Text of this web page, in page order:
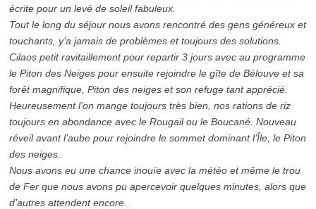
écrite pour un levé de soleil fabuleux.
Tout le long du séjour nous avons rencontré des gens généreux et
touchants, y’a jamais de problèmes et toujours des solutions.
Cilaos petit ravitaillement pour repartir 3 jours avec au programme
le Piton des Neiges pour ensuite rejoindre le gîte de Bélouve et sa
forêt magnifique, Piton des neiges et son refuge tant apprécié.
Heureusement l’on mange toujours très bien, nos rations de riz
toujours en abondance avec le Rougail ou le Boucané. Nouveau
réveil avant l’aube pour rejoindre le sommet dominant l’Île, le Piton
des neiges.
Nous avons eu une chance inouïe avec la météo et même le trou
de Fer que nous avons pu apercevoir quelques minutes, alors que
d’autres attendent encore.